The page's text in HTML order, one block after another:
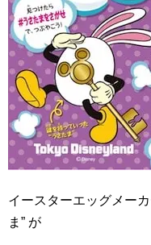
イースターエッグメー
ま” が